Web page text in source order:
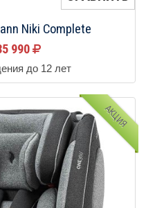
Niki Complete
990
до 12 лет
АКЦИЯ